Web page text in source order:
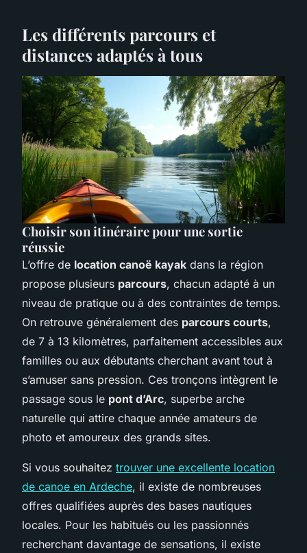
Les différents parcours et
distances adaptés à tous
Choisir son itinéraire pour une sortie
réussie
L’offre de location canoë kayak dans la région
propose plusieurs parcours, chacun adapté à un
niveau de pratique ou à des contraintes de temps.
On retrouve généralement des parcours courts,
de 7 à 13 kilomètres, parfaitement accessibles aux
familles ou aux débutants cherchant avant tout à
s’amuser sans pression. Ces tronçons intègrent le
passage sous le pont d’Arc, superbe arche
naturelle qui attire chaque année amateurs de
photo et amoureux des grands sites.
Si vous souhaitez trouver une excellente location
de canoe en Ardeche, il existe de nombreuses
offres qualifiées auprès des bases nautiques
locales. Pour les habitués ou les passionnés
recherchant davantage de sensations, il existe